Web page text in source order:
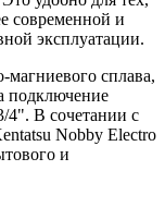
современной и
эксплуатации.
сплава,
подключение
4". В сочетании с
Nobby Electro
и